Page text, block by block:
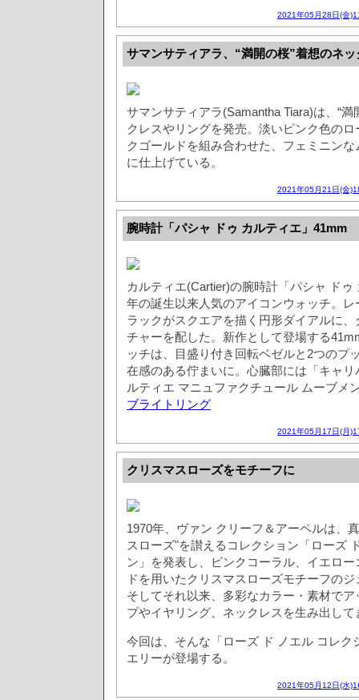
2021年05月28日(金
サマンサティアラ、“満開の桜”着想のネ
サマンサティアラ(Samantha Tiara)は、“満
クレスやリングを発売。淡いピンク色の
クゴールドを組み合わせた、フェミニン
に仕上げている。
2021年05月21日(金
腕時計「パシャ ドゥ カルティエ」41mm
カルティエ(Cartier)の腕時計「パシャ ドゥ
年の誕生以来人気のアイコンウォッチ。
ラックがスクエアを描く円形ダイアルに
チャーを配した。新作として登場する
ッチは、目盛り付き回転ベゼルと2つのプ
在感のある佇まいに。心臓部には「キャ
ルティエ マニュファクチュール ムーブメ
ブライトリング
2021年05月17日(月
クリスマスローズをモチーフに
1970年、ヴァン クリーフ＆アーペルは、
スローズ"を讃えるコレクション「ローズ
ン」を発表し、ピンクコーラル、イエロ
ドを用いたクリスマスローズモチーフの
そしてそれ以来、多彩なカラー・素材で
プやイヤリング、ネックレスを生み出して
今回は、そんな「ローズ ド ノエル コレク
エリーが登場する。
2021年05月12日(水